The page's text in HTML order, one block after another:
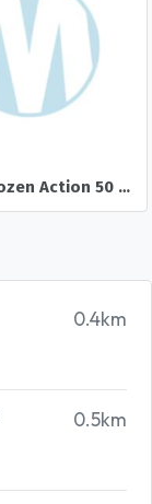
Verhuisdozen Action 50 liter 48x32 cm 16 stuks
0.4km
0.5km